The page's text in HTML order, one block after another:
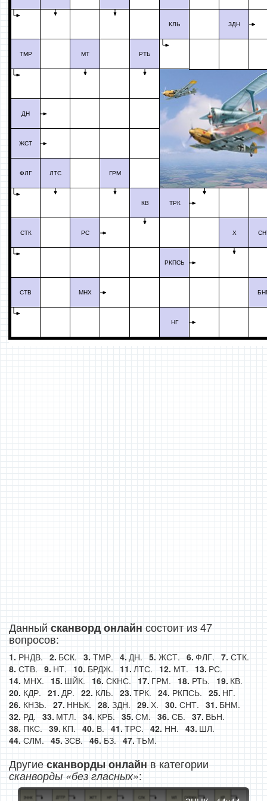
ТМР
ДН
ЖСТ
ФЛГ
СТК
СТВ
ЛТС
МТ
РС
МНХ
ГРМ
РТЬ
КВ
КЛЬ
ТРК
РКПСЬ
НГ
ЗДН
Х
Данный сканворд онлайн состоит из 47
вопросов:
РНДВ. БСК. ТМР. ДН. ЖСТ. ФЛГ.
СТК.
СТВ.
НТ. БРДЖ. ЛТС. МТ.
РС.
МНХ.
ШЙК. СКНС. ГРМ. РТЬ.
КВ.
КДР.
ДР. КЛЬ. ТРК. РКПСЬ.
НГ.
КНЗЬ.
ННЬК. ЗДН. Х. СНТ.
БНМ.
РД.
МТЛ. КРБ. СМ. СБ.
ВЬН.
ПКС.
КП. В. ТРС. НН.
ШЛ.
СЛМ.
ЗСВ. БЗ. ТЬМ.
Другиесканворды онлайн в категории
сканворды «без гласных»: